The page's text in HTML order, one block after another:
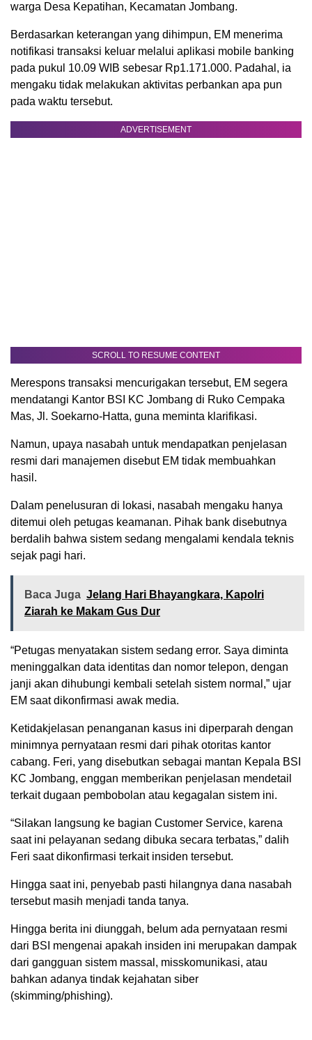
warga Desa Kepatihan, Kecamatan Jombang.
Berdasarkan keterangan yang dihimpun, EM menerima
notifikasi transaksi keluar melalui aplikasi mobile banking
pada pukul 10.09 WIB sebesar Rp1.171.000. Padahal, ia
mengaku tidak melakukan aktivitas perbankan apa pun
pada waktu tersebut.
ADVERTISEMENT
SCROLL TO RESUME CONTENT
Merespons transaksi mencurigakan tersebut, EM segera
mendatangi Kantor BSI KC Jombang di Ruko Cempaka
Mas, Jl. Soekarno-Hatta, guna meminta klarifikasi.
Namun, upaya nasabah untuk mendapatkan penjelasan
resmi dari manajemen disebut EM tidak membuahkan
hasil.
Dalam penelusuran di lokasi, nasabah mengaku hanya
ditemui oleh petugas keamanan. Pihak bank disebutnya
berdalih bahwa sistem sedang mengalami kendala teknis
sejak pagi hari.
Baca Juga Jelang Hari Bhayangkara, Kapolri
Ziarah ke Makam Gus Dur
“Petugas menyatakan sistem sedang error. Saya diminta
meninggalkan data identitas dan nomor telepon, dengan
janji akan dihubungi kembali setelah sistem normal,” ujar
EM saat dikonfirmasi awak media.
Ketidakjelasan penanganan kasus ini diperparah dengan
minimnya pernyataan resmi dari pihak otoritas kantor
cabang. Feri, yang disebutkan sebagai mantan Kepala BSI
KC Jombang, enggan memberikan penjelasan mendetail
terkait dugaan pembobolan atau kegagalan sistem ini.
“Silakan langsung ke bagian Customer Service, karena
saat ini pelayanan sedang dibuka secara terbatas,” dalih
Feri saat dikonfirmasi terkait insiden tersebut.
Hingga saat ini, penyebab pasti hilangnya dana nasabah
tersebut masih menjadi tanda tanya.
Hingga berita ini diunggah, belum ada pernyataan resmi
dari BSI mengenai apakah insiden ini merupakan dampak
dari gangguan sistem massal, misskomunikasi, atau
bahkan adanya tindak kejahatan siber
(skimming/phishing).